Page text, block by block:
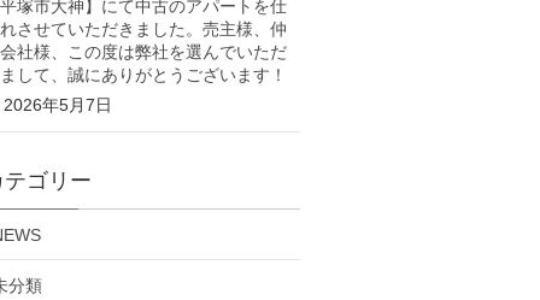
平塚市大神】にて中古のアパートを仕
れさせていただきました。売主様、仲
社様、この度は弊社を選んでいただ
して、誠にありがとうございます！
2026年5月7日
テゴリー
分類